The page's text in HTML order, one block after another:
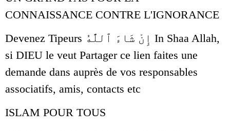
CONNAISSANCE CONTRE L'IGNORANCE
Devenez Tipeurs إِنْ شَاءَ ٱللَّٰهُ In Shaa Allah,
si DIEU le veut Partager ce lien faites une
demande dans auprès de vos responsables
associatifs, amis, contacts etc
ISLAM POUR TOUS